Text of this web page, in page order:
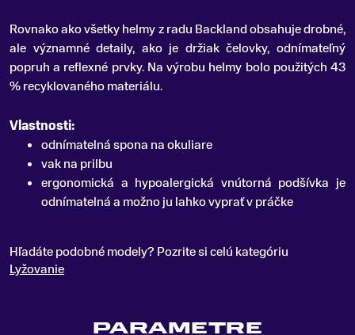
Rovnako ako všetky helmy z radu Backland obsahuje drobné,
ale významné detaily, ako je držiak čelovky, odnímateľný
popruh a reflexné prvky. Na výrobu helmy bolo použitých 43
% recyklovaného materiálu.
Vlastnosti:
odnímatelná spona na okuliare
vak na prilbu
ergonomická a hypoalergická vnútorná podšívka je
odnímatelná a možno ju lahko vyprať v práčke
Hľadáte podobné modely? Pozrite si celú kategóriu
Lyžovanie
PARAMETRE